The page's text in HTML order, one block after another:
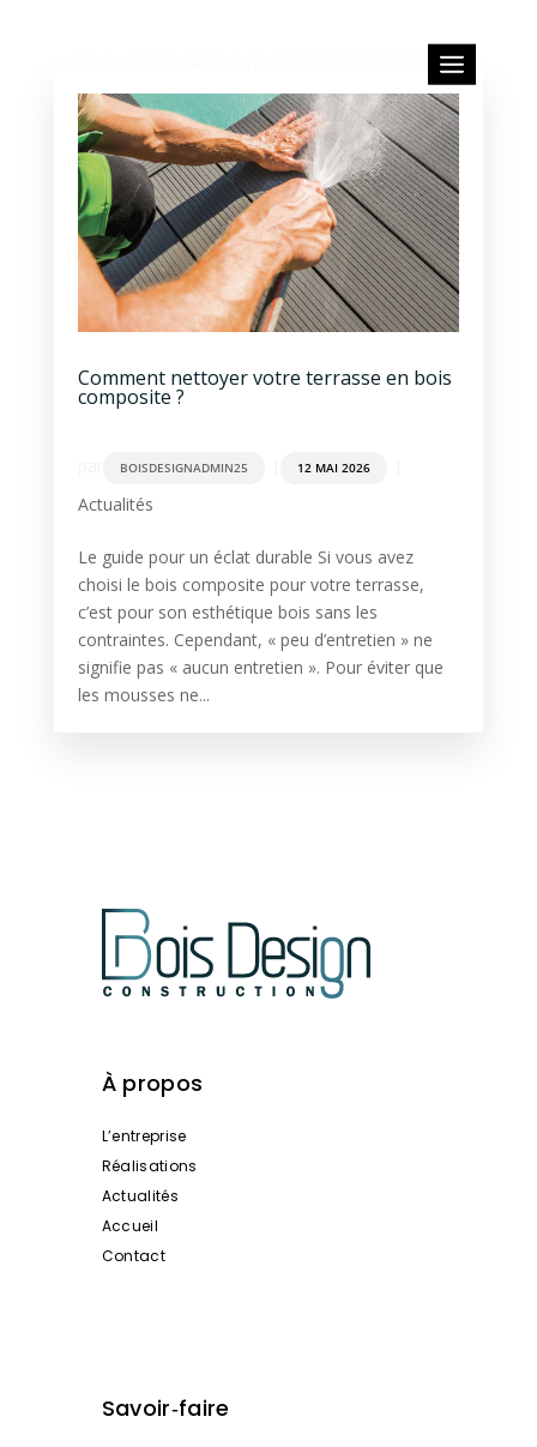
Comment nettoyer votre terrasse en bois
composite ?
BOISDESIGNADMIN25 12 MAI 2026
Actualités
Le guide pour un éclat durable Si vous avez
choisi le bois composite pour votre terrasse,
c’est pour son esthétique bois sans les
contraintes. Cependant, « peu d’entretien » ne
signifie pas « aucun entretien ». Pour éviter que
les mousses ne...
À propos
L’entreprise
Réalisations
Actualités
Accueil
Contact
Savoir‑faire